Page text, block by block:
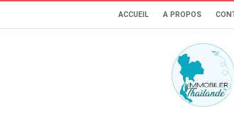
ACCUEIL A PROPOS